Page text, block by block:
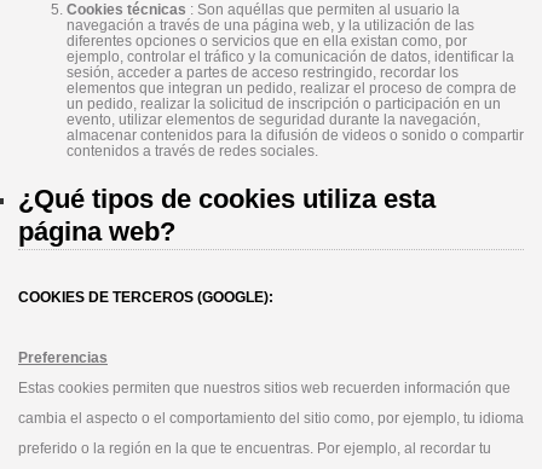
Cookies técnicas : Son aquéllas que permiten al usuario la
navegación a través de una página web, y la utilización de las
diferentes opciones o servicios que en ella existan como, por
ejemplo, controlar el tráfico y la comunicación de datos, identificar la
sesión, acceder a partes de acceso restringido, recordar los
elementos que integran un pedido, realizar el proceso de compra de
un pedido, realizar la solicitud de inscripción o participación en un
evento, utilizar elementos de seguridad durante la navegación,
almacenar contenidos para la difusión de videos o sonido o compartir
contenidos a través de redes sociales.
¿Qué tipos de cookies utiliza esta
página web?
COOKIES DE TERCEROS (GOOGLE):
Preferencias
Estas cookies permiten que nuestros sitios web recuerden información que
cambia el aspecto o el comportamiento del sitio como, por ejemplo, tu idioma
preferido o la región en la que te encuentras. Por ejemplo, al recordar tu